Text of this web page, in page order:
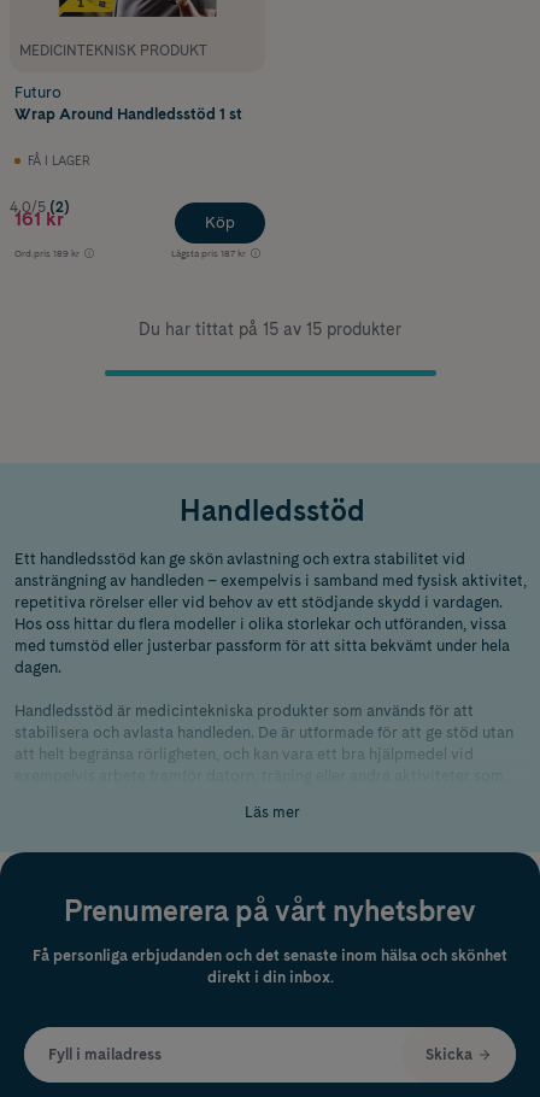
MEDICINTEKNISK PRODUKT
Futuro
Wrap Around Handledsstöd 1 st
FÅ I LAGER
4.0/5 (2)
161 kr
Ord.pris 189 kr Lägsta pris 187 kr
Köp
Du har tittat på 15 av 15 produkter
Handledsstöd
Ett handledsstöd kan ge skön avlastning och extra stabilitet vid
ansträngning av handleden – exempelvis i samband med fysisk aktivitet,
repetitiva rörelser eller vid behov av ett stödjande skydd i vardagen.
Hos oss hittar du flera modeller i olika storlekar och utföranden, vissa
med tumstöd eller justerbar passform för att sitta bekvämt under hela
dagen.
Handledsstöd är medicintekniska produkter som används för att
stabilisera och avlasta handleden. De är utformade för att ge stöd utan
att helt begränsa rörligheten, och kan vara ett bra hjälpmedel vid
Back on Track
rekommenderar vi att du rådgör medvårdpersonal.
Hitta rätt handledsstöd
Vilket handledsstöd som passar bäst beror på hur och när du vill
behaglig känsla under dagen, medan andra föredrar modeller med mer
stabilitet. Här guidar vi dig genom några av de vanligaste alternativen.
Läs mer
Prenumerera på vårt nyhetsbrev
Få personliga erbjudanden och det senaste inom hälsa och skönhet
direkt i din inbox.
Fyll i mailadress Skicka